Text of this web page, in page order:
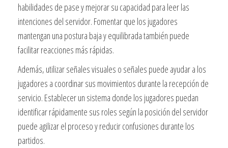
habilidades de pase y mejorar su capacidad para leer las
intenciones del servidor. Fomentar que los jugadores
mantengan una postura baja y equilibrada también puede
facilitar reacciones más rápidas.
Además, utilizar señales visuales o señales puede ayudar a los
jugadores a coordinar sus movimientos durante la recepción de
servicio. Establecer un sistema donde los jugadores puedan
identificar rápidamente sus roles según la posición del servidor
puede agilizar el proceso y reducir confusiones durante los
partidos.